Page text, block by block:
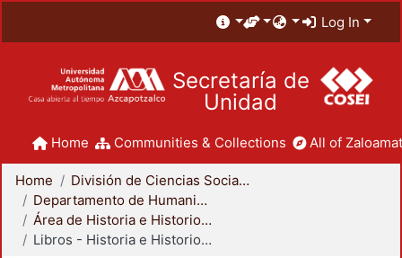
Log In
Secretaría de
Unidad
Home Communities & Collections All of
Home
División de Ciencias Sociales y Humanidades
Departamento de Humanidades
Área de Historia e Historiografía
Libros - Historia e Historiografía